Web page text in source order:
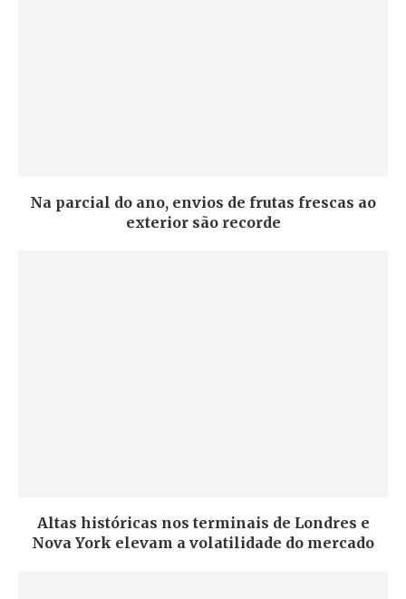
Na parcial do ano, envios de frutas frescas ao
exterior são recorde
Altas históricas nos terminais de Londres e
Nova York elevam a volatilidade do mercado